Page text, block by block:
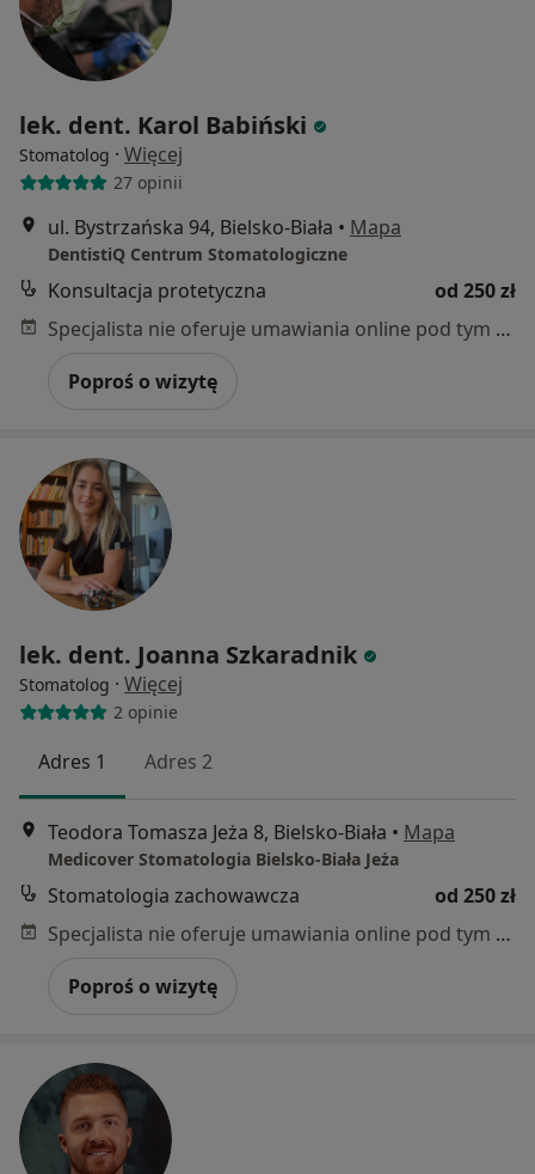
lek. dent. Karol Babiński
Stomatolog · Więcej
27 opinii
ul. Bystrzańska 94, Bielsko-Biała • Mapa
DentistiQ Centrum Stomatologiczne
Konsultacja protetyczna
od 250 zł
Specjalista nie oferuje umawiania online pod tym adresem.
Poproś o wizytę
lek. dent. Joanna Szkaradnik
Stomatolog · Więcej
2 opinie
Adres 1 Adres 2
Teodora Tomasza Jeża 8, Bielsko-Biała • Mapa
Medicover Stomatologia Bielsko-Biała Jeża
Stomatologia zachowawcza
od 250 zł
Specjalista nie oferuje umawiania online pod tym adresem.
Poproś o wizytę